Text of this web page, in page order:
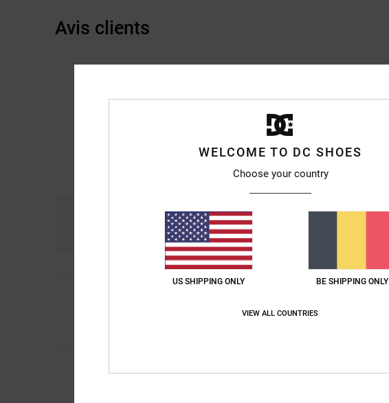
Avis clients
Confort
4.7
Rapport qualité / prix
5
WELCOME TO DC SHOES
Choose your country
US SHIPPING ONLY BE SHIPPING ONLY
VIEW ALL COUNTRIES